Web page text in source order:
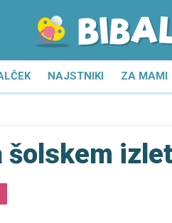
NAJSTNIKI ZA MAMI
šolskem